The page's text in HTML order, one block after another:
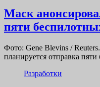
Маск
пяти
Фото: Gene Blevins /
планируется отправка
Разработки